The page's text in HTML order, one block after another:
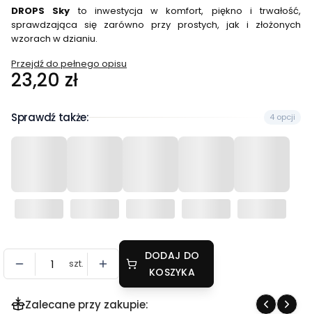
DROPS Sky to inwestycja w komfort, piękno i trwałość,
sprawdzająca się zarówno przy prostych, jak i złożonych
wzorach w dzianiu.
Przejdź do pełnego opisu
Cena
23,20 zł
Sprawdź także: 4 opcji
szt.
DODAJ DO
KOSZYKA
Zalecane przy zakupie: